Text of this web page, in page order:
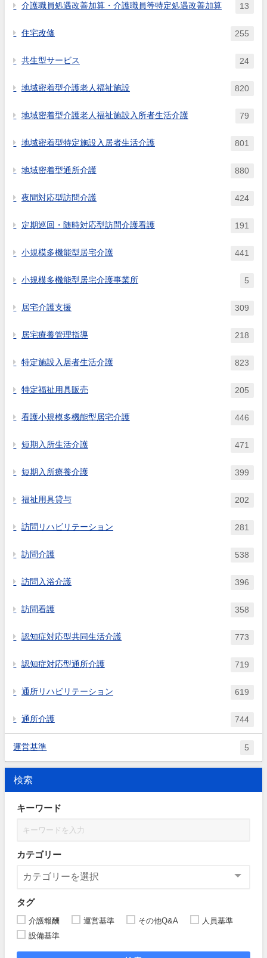
介護職員処遇改善加算・介護職員等特定処遇改善加算 13
住宅改修 255
共生型サービス 24
地域密着型介護老人福祉施設 820
地域密着型介護老人福祉施設入所者生活介護 79
地域密着型特定施設入居者生活介護 801
地域密着型通所介護 880
夜間対応型訪問介護 424
定期巡回・随時対応型訪問介護看護 191
小規模多機能型居宅介護 441
小規模多機能型居宅介護事業所 5
居宅介護支援 309
居宅療養管理指導 218
特定施設入居者生活介護 823
特定福祉用具販売 205
看護小規模多機能型居宅介護 446
短期入所生活介護 471
短期入所療養介護 399
福祉用具貸与 202
訪問リハビリテーション 281
訪問介護 538
訪問入浴介護 396
訪問看護 358
認知症対応型共同生活介護 773
認知症対応型通所介護 719
通所リハビリテーション 619
通所介護 744
運営基準 5
検索
キーワード
カテゴリー
タグ
介護報酬 運営基準 その他Q&A
人員基準
設備基準